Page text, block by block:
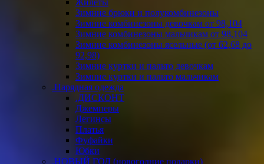
Жилеты
Зимние брюки и полукомбинезоны
Зимние комбинезоны девочкам от 98,104
Зимние комбинезоны мальчикам от 98,104
Зимние комбинезоны ясельные (от 62,68 до
92,98)
Зимние куртки и пальто девочкам
Зимние куртки и пальто мальчикам
.Нарядная одежда
.ДИСКОНТ
Джемперы
Легинсы
Платья
Фуфайки
Юбки
.НОВЫЙ ГОД (новогодние подарки)